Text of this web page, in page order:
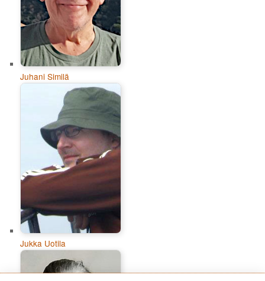
Juhani Similä
Jukka Uotila